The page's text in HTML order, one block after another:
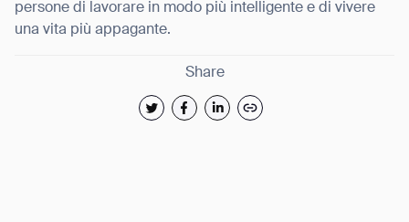
persone di lavorare in modo più intelligente e di vivere
una vita più appagante.
Share